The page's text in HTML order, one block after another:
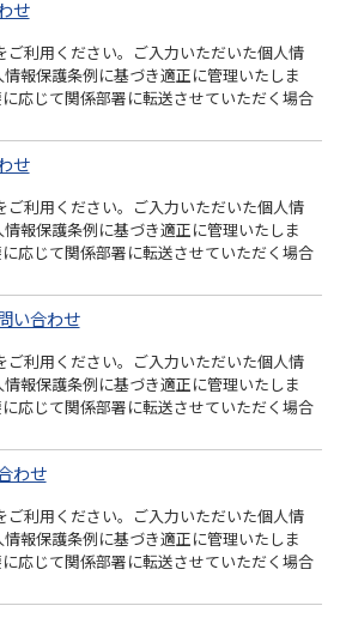
せ
ご利用ください。ご入力いただいた個人情
報保護条例に基づき適正に管理いたしま
応じて関係部署に転送させていただく場合
せ
ご利用ください。ご入力いただいた個人情
報保護条例に基づき適正に管理いたしま
応じて関係部署に転送させていただく場合
い合わせ
ご利用ください。ご入力いただいた個人情
報保護条例に基づき適正に管理いたしま
応じて関係部署に転送させていただく場合
わせ
ご利用ください。ご入力いただいた個人情
報保護条例に基づき適正に管理いたしま
応じて関係部署に転送させていただく場合